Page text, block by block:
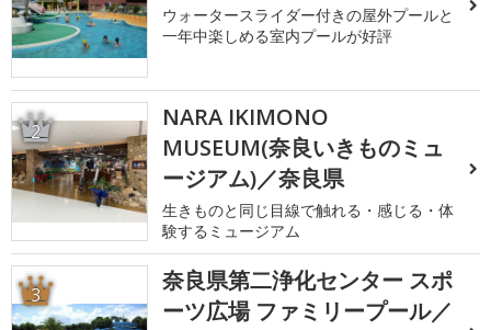
ウォータースライダー付きの屋外プールと
一年中楽しめる室内プールが好評
2
NARA IKIMONO
MUSEUM(奈良いきものミュ
ージアム)／奈良県
生きものと同じ目線で触れる・感じる・体
験するミュージアム
3
奈良県第二浄化センター スポ
ーツ広場 ファミリープール／